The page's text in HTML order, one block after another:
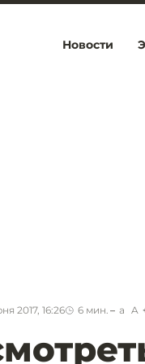
Новости
2017, 16:26 6 мин. a A